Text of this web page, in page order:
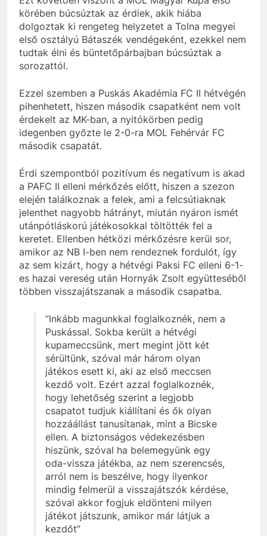
körében búcsúztak az érdiek, akik hiába
dolgoztak ki rengeteg helyzetet a Tolna megyei
első osztályú Bátaszék vendégeként, ezekkel nem
tudtak élni és büntetőpárbajban búcsúztak a
sorozattól.
Ezzel szemben a Puskás Akadémia FC II hétvégén
pihenhetett, hiszen második csapatként nem volt
érdekelt az MK-ban, a nyitókörben pedig
idegenben győzte le 2-0-ra MOL Fehérvár FC
második csapatát.
Érdi szempontból pozitívum és negatívum is akad
a PAFC II elleni mérkőzés előtt, hiszen a szezon
elején találkoznak a felek, ami a felcsútiaknak
jelenthet nagyobb hátrányt, miután nyáron ismét
utánpótláskorú játékosokkal töltötték fel a
keretet. Ellenben hétközi mérkőzésre kerül sor,
amikor az NB I-ben nem rendeznek fordulót, így
az sem kizárt, hogy a hétvégi Paksi FC elleni 6-1-
es hazai vereség után Hornyák Zsolt együtteséből
többen visszajátszanak a második csapatba.
“Inkább magunkkal foglalkoznék, nem a
Puskással. Sokba került a hétvégi
kupameccsünk, mert megint jött két
sérültünk, szóval már három olyan
játékos esett ki, aki az első meccsen
kezdő volt. Ezért azzal foglalkoznék,
hogy lehetőség szerint a legjobb
csapatot tudjuk kiállítani és ők olyan
hozzáállást tanusítanak, mint a Bicske
ellen. A biztonságos védekezésben
hiszünk, szóval ha belemegyünk egy
oda-vissza játékba, az nem szerencsés,
arról nem is beszélve, hogy ilyenkor
mindig felmerül a visszajátszók kérdése,
szóval akkor fogjuk eldönteni milyen
játékot játszunk, amikor már látjuk a
kezdőt”